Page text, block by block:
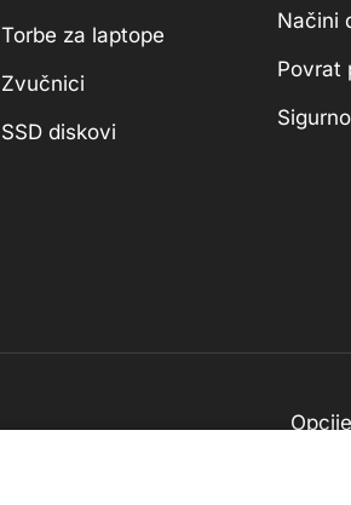
Torbe za laptope
Zvučnici
SSD diskovi
Načini
Povrat